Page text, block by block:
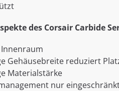
des Corsair Carbide
Gehäusebreite reduziert
Materialstärke
nur